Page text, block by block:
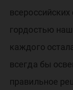
гордостью
каждого
всегда бы
правильное